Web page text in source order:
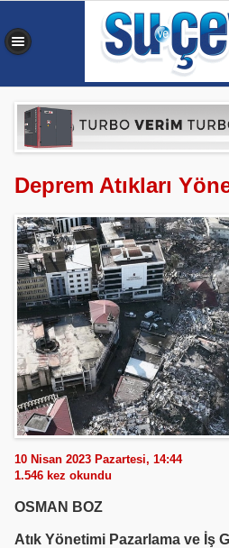
Deprem Atıkları
10 Nisan 2023 Pazartesi, 14:44
1.546 kez okundu
OSMAN BOZ
Atık Yönetimi Pazarlama ve İş
0,346 sn